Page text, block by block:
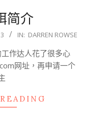
简介
IN: DARREN ROWSE
作达人花了很多心
网址，再申请一个